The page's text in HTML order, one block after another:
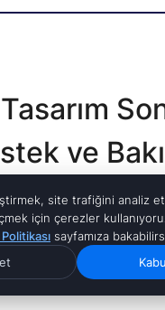
ve
alındıktan
sistem sağlığı
korunur.
site trafiğini analiz
için çerezler
sayfamıza